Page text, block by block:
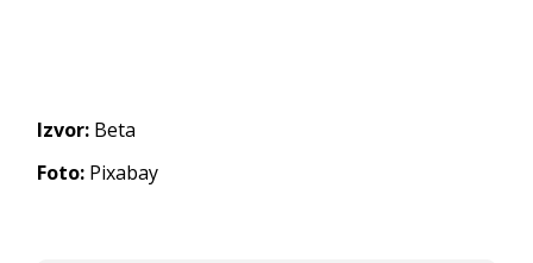
Izvor: Beta
Foto: Pixabay